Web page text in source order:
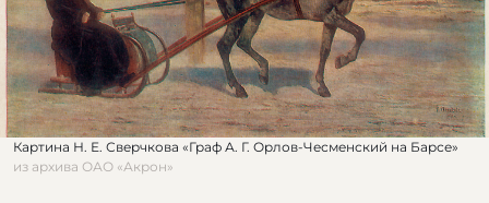
Картина Н. Е. Сверчкова «Граф А. Г. Орлов-Чесменский на Барсе»
из архива ОАО «Акрон»